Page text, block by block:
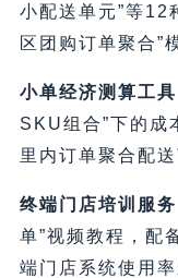
小配送单元”等12
区团购订单聚合”
小单经济测算工具
SKU组合”下的成
里内订单聚合配送
终端门店培训服务
单”视频教程，配
端门店系统使用